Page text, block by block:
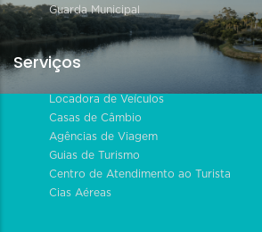
Guarda Municipal
Serviços
Locadora de Veículos
Casas de Câmbio
Agências de Viagem
Guias de Turismo
Centro de Atendimento ao Turista
Cias Aéreas